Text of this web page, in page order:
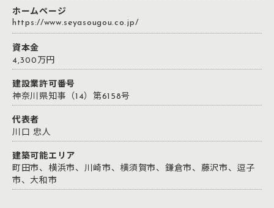
ホームページ
https://www.seyasougou.co.jp/
資本金
4,300万円
建設業許可番号
神奈川県知事（14）第6158号
代表者
川口 忠人
建築可能エリア
町田市、横浜市、川崎市、横須賀市、鎌倉市、藤沢市、逗子
市、大和市